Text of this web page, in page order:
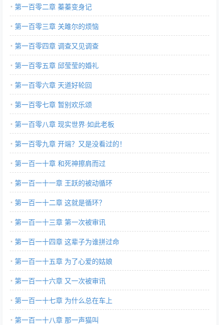
第一百零二章 蓁蓁变身记
第一百零三章 关雎尔的烦恼
第一百零四章 调查又见调查
第一百零五章 邱莹莹的婚礼
第一百零六章 天道好轮回
第一百零七章 暂别欢乐颂
第一百零八章 现实世界·如此老板
第一百零九章 开端？又是没看过的！
第一百一十章 和死神擦肩而过
第一百一十一章 王跃的被动循环
第一百一十二章 这就是循环？
第一百一十三章 第一次被审讯
第一百一十四章 这辈子为谁拼过命
第一百一十五章 为了心爱的姑娘
第一百一十六章 又一次被审讯
第一百一十七章 为什么总在车上
第一百一十八章 那一声猫叫